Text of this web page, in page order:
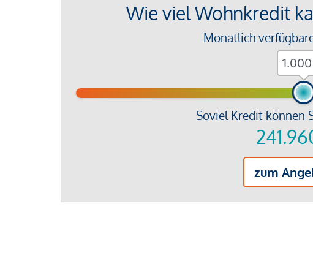
Wie viel Wohnkredit
Monatlich
Soviel Kredit können
zum